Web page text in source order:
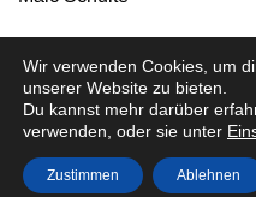
Wir verwenden Cookies, um
unserer Website zu bieten.
Du kannst mehr darüber
verwenden, oder sie unter
Zustimmen Ablehnen
Facebook
Instagram